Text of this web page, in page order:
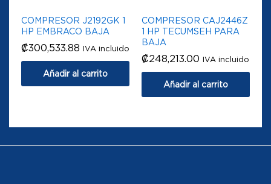
COMPRESOR J2192GK 1
HP EMBRACO BAJA
₡300,533.88 IVA incluido
Añadir al carrito
COMPRESOR CAJ2446Z
1 HP TECUMSEH PARA
BAJA
₡248,213.00 IVA incluido
Añadir al carrito